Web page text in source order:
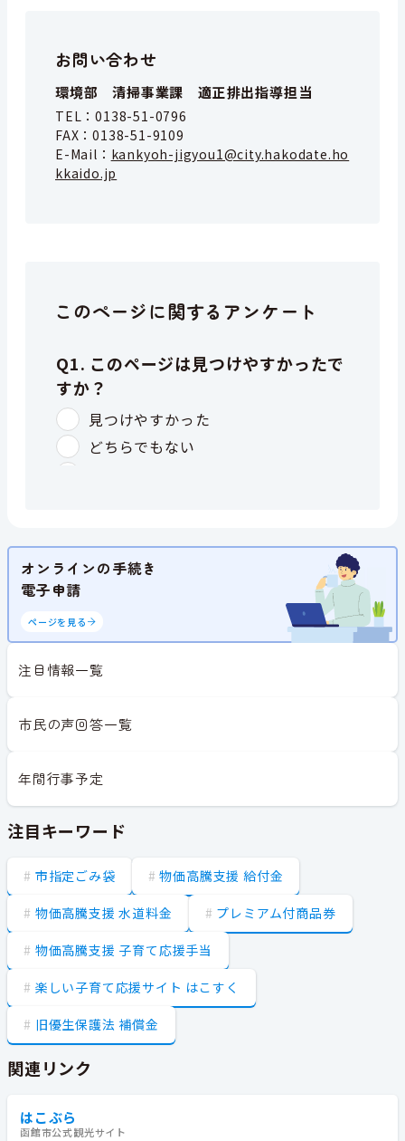
お問い合わせ
環境部 清掃事業課 適正排出指導担当
TEL：0138-51-0796
FAX：0138-51-9109
E-Mail： kankyoh-jigyou1@city.hakodate.ho
kkaido.jp
このページに関するアンケート
オンラインの手続き
電子申請
ページを見る
注目情報一覧
市民の声回答一覧
年間行事予定
注目キーワード
市指定ごみ袋 物価高騰支援 給付金
物価高騰支援 水道料金 プレミアム付商品券
物価高騰支援 子育て応援手当
楽しい子育て応援サイト はこすく
旧優生保護法 補償金
関連リンク
はこぶら
函館市公式観光サイト